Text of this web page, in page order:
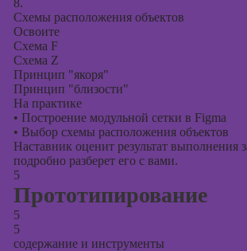
8.
Схемы расположения объектов
Освоите
Схема F
Схема Z
Принцип "якоря"
Принцип "близости"
На практике
• Построение модульной сетки в Figma
• Выбор схемы расположения объектов
Наставник оценит результат выполнения
подробно разберет его с вами.
5
Прототипирование
5
5
содержание и инструменты